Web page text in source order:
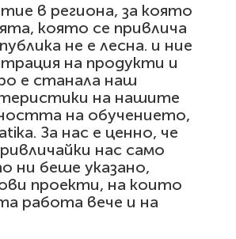
в региона, за която
която се привлича
не е лесна. и ние
на продукти и
е станала наш
на нашите
на обучението,
За нас е ценно, че
нас само
ни беше указано,
проекти, на които
работа вече и на